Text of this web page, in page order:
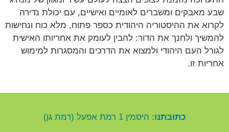
שבע מאבקים ומשברים לאומיים ואישיים, עם יכולת נדירה
לקרוא את ההיסטוריה היהודית כספר פתוח, מלא כוח ונחישות
להמשיך ולחנך את הדור: להבין לעומק את אחריותו האישית
לגורל העם היהודי ולמצוא את הדרכים והמסגרות למימוש
אחריות זו.
כתובתנו: היסמין 1 רמת אפעל (רמת גן)